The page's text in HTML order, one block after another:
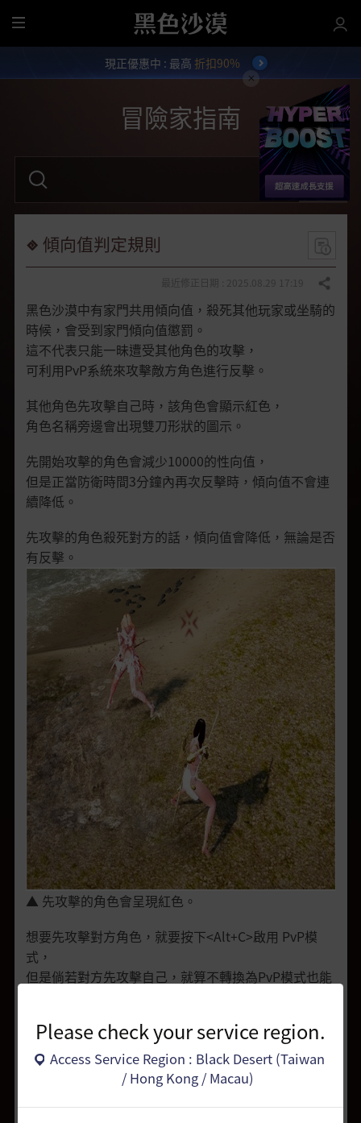
Please check your service region.
Access Service Region : Black Desert (Taiwan
/ Hong Kong / Macau)
全
部
單
現正優惠中 : 最高 折扣90%
冒險家指南
關
鍵
傾向值判定規則
分享
黑色沙漠中有家門共用傾向值，殺死其他玩家或坐騎的
時候，會受到家門傾向值懲罰。
這不代表只能一昧遭受其他角色的攻擊，
可利用PvP系統來攻擊敵方角色進行反擊。
其他角色先攻擊自己時，該角色會顯示紅色，
角色名稱旁邊會出現雙刀形狀的圖示。
先開始攻擊的角色會減少10000的性向值，
但是正當防衛時間3分鐘內再次反擊時，傾向值不會連
續降低。
先攻擊的角色殺死對方的話，傾向值會降低，無論是否
有反擊。
▲ 先攻擊的角色會呈現紅色。
想要先攻擊對方角色，就要按下<Alt+C>啟用 PvP模
式，
但是倘若對方先攻擊自己，就算不轉換為PvP模式也能
另外，攻擊者在先攻擊的狀態下被反擊的話，就會視為
是PVP。
相關的內容在死亡懲罰-混沌傾向中能夠確認。
傾向值為家門共用